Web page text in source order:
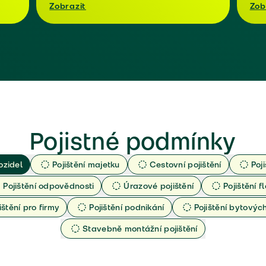
Zobrazit
Pojistné podmínky
Pojištění majetku Cestovní pojištění
Pojištění odpovědnosti
Úrazové pojištění
Pojištění
pro firmy
Pojištění podnikání
Pojištění
Stavebně montážní pojištění